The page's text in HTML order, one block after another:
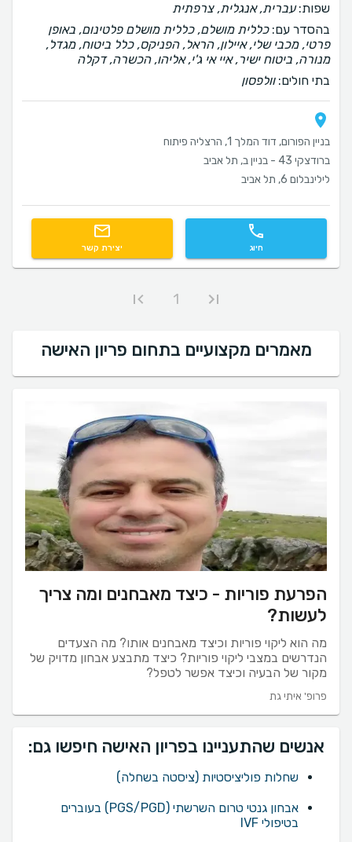
שפות:עברית, אנגלית, צרפתית
בהסדר עם:כללית מושלם, כללית מושלם פלטינום, באופן
פרטי, מכבי שלי, איילון, הראל, הפניקס, כלל ביטוח, מגדל,
מנורה, ביטוח ישיר, איי אי ג'י, אליהו, הכשרה, דקלה
בתי חולים:וולפסון
בניין הפורום, דוד המלך 1, הרצליה פיתוח
ברודצקי 43 - בניין ב, תל אביב
לילינבלום 6, תל אביב
חיוג יצירת קשר
1
מאמרים מקצועיים בתחום פריון האישה
הפרעת פוריות - כיצד מאבחנים ומה צריך
לעשות?
מה הוא ליקוי פוריות וכיצד מאבחנים אותו? מה הצעדים
הנדרשים במצבי ליקוי פוריות? כיצד מתבצע אבחון מדויק של
מקור של הבעיה וכיצד אפשר לטפל?
פרופ' איתי גת
אנשים שהתעניינו בפריון האישה חיפשו גם:
שחלות פוליציסטיות (ציסטה בשחלה)
אבחון גנטי טרום השרשתי (PGS/PGD) בעוברים
בטיפולי IVF